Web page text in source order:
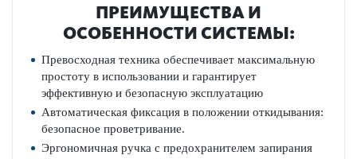
ПРЕИМУЩЕСТВА И
ОСОБЕННОСТИ СИСТЕМЫ:
Превосходная техника обеспечивает максимальную
простоту в использовании и гарантирует
эффективную и безопасную эксплуатацию
Автоматическая фиксация в положении откидывания:
безопасное проветривание.
Эргономичная ручка с предохранителем запирания